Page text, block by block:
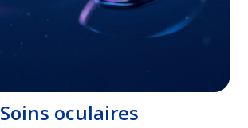
Soins oculaires